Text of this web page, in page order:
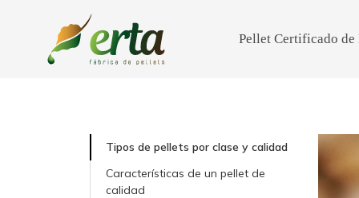
Pellet Certificado de
Tipos de pellets por clase y calidad
Características de un pellet de
calidad